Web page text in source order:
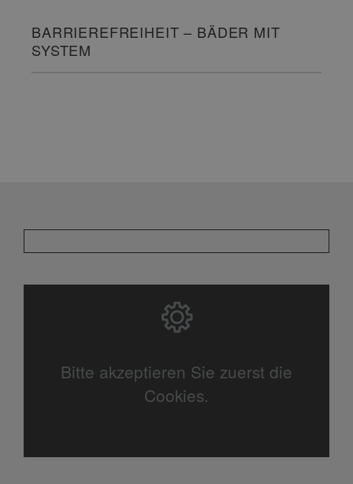
BARRIEREFREIHEIT – BÄDER MIT
SYSTEM
Bitte akzeptieren Sie zuerst die
Cookies.